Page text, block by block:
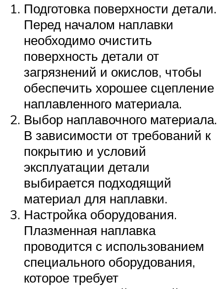
Подготовка поверхности детали.
Перед началом наплавки
необходимо очистить
поверхность детали от
загрязнений и окислов, чтобы
обеспечить хорошее сцепление
наплавленного материала.
Выбор наплавочного материала.
В зависимости от требований к
покрытию и условий
эксплуатации детали
выбирается подходящий
материал для наплавки.
Настройка оборудования.
Плазменная наплавка
проводится с использованием
специального оборудования,
которое требует